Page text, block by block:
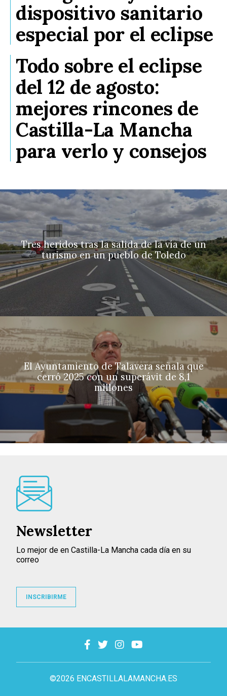
dispositivo sanitario
especial por el eclipse
Todo sobre el eclipse
del 12 de agosto:
mejores rincones de
Castilla-La Mancha
para verlo y consejos
Tres heridos tras la salida de la vía de un
turismo en un pueblo de Toledo
El Ayuntamiento de Talavera señala que
cerró 2025 con un superávit de 8,1
millones
©2026 ENCASTILLALAMANCHA.ES
Newsletter
Lo mejor de en Castilla-La Mancha cada día en su
correo
INSCRIBIRME